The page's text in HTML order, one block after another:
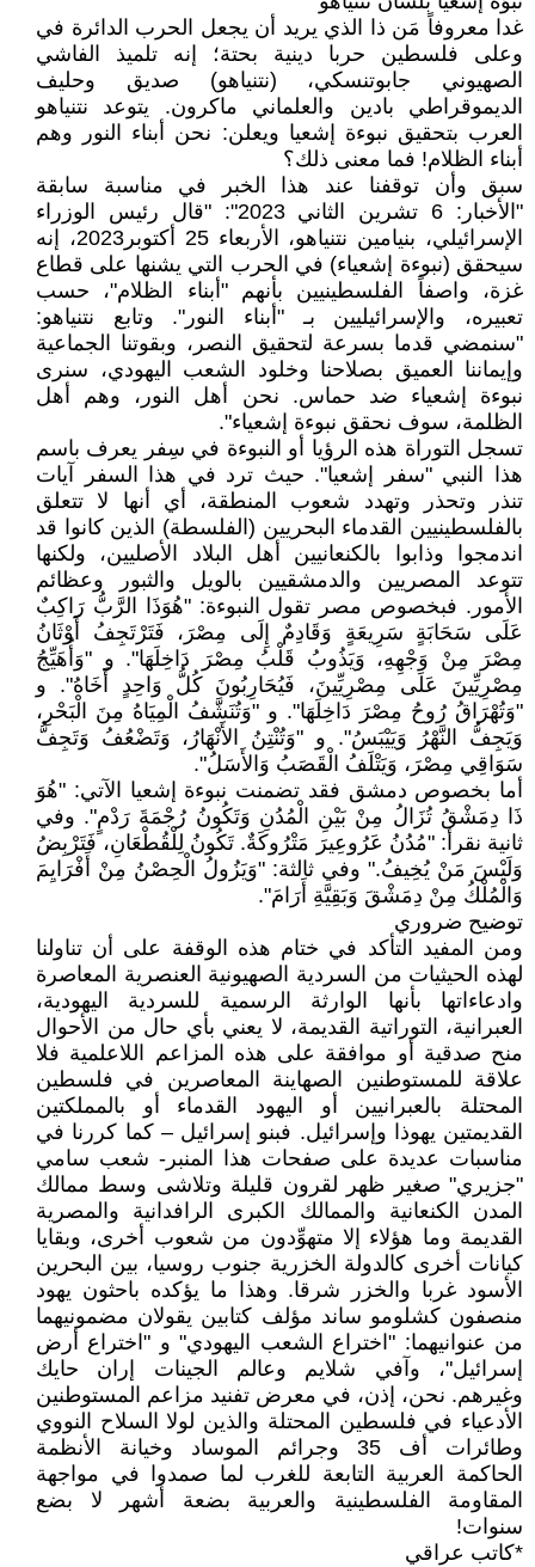
غدا معروفاً مَن ذا الذي يريد أن يجعل الحرب الدائرة في
وعلى فلسطين حربا دينية بحتة؛ إنه تلميذ الفاشي
الصهيوني جابوتنسكي، (نتنياهو) صديق وحليف
الديموقراطي بادين والعلماني ماكرون. يتوعد نتنياهو
العرب بتحقيق نبوءة إشعيا ويعلن: نحن أبناء النور وهم
أبناء الظلام! فما معنى ذلك؟
سبق وأن توقفنا عند هذا الخبر في مناسبة سابقة
"الأخبار: 6 تشرين الثاني 2023": "قال رئيس الوزراء
الإسرائيلي، بنيامين نتنياهو، الأربعاء 25 أكتوبر2023، إنه
سيحقق (نبوءة إشعياء) في الحرب التي يشنها على قطاع
غزة، واصفاً الفلسطينيين بأنهم "أبناء الظلام"، حسب
تعبيره، والإسرائيليين بـ "أبناء النور". وتابع نتنياهو:
"سنمضي قدما بسرعة لتحقيق النصر، وبقوتنا الجماعية
وإيماننا العميق بصلاحنا وخلود الشعب اليهودي، سنرى
نبوءة إشعياء ضد حماس. نحن أهل النور، وهم أهل
الظلمة، سوف نحقق نبوءة إشعياء".
تسجل التوراة هذه الرؤيا أو النبوءة في سِفر يعرف باسم
هذا النبي "سفر إشعيا". حيث ترد في هذا السفر آيات
تنذر وتحذر وتهدد شعوب المنطقة، أي أنها لا تتعلق
بالفلسطينيين القدماء البحريين (الفلسطة) الذين كانوا قد
اندمجوا وذابوا بالكنعانيين أهل البلاد الأصليين، ولكنها
تتوعد المصريين والدمشقيين بالويل والثبور وعظائم
الأمور. فبخصوص مصر تقول النبوءة: "هُوَذَا الرَّبُّ رَاكِبٌ
عَلَى سَحَابَةٍ سَرِيعَةٍ وَقَادِمٌ إِلَى مِصْرَ، فَتَرْتَجِفُ أَوْثَانُ
مِصْرَ مِنْ وَجْهِهِ، وَيَذُوبُ قَلْبُ مِصْرَ دَاخِلَهَا". و "وَأُهَيِّجُ
مِصْرِيِّينَ عَلَى مِصْرِيِّينَ، فَيُحَارِبُونَ كُلُّ وَاحِدٍ أَخَاهُ". و
"وَتُهْرَاقُ رُوحُ مِصْرَ دَاخِلَهَا". و "وَتُنَشَّفُ الْمِيَاهُ مِنَ الْبَحْرِ،
وَيَجِفُّ النَّهْرُ وَيَيْبَسُ". و "وَتُنْتِنُ الأَنْهَارُ، وَتَضْعُفُ وَتَجِفُّ
سَوَاقِي مِصْرَ، وَيَتْلَفُ الْقَصَبُ وَالأَسَلُ".
أما بخصوص دمشق فقد تضمنت نبوءة إشعيا الآتي: "هُوَ
ذَا دِمَشْقُ تُزَالُ مِنْ بَيْنِ الْمُدُنِ وَتَكُونُ رُجْمَةَ رَدْمٍ". وفي
ثانية نقرأ: "مُدُنُ عَرُوعِيرَ مَتْرُوكَةٌ. تَكُونُ لِلْقُطْعَانِ، فَتَرْبِضُ
وَلَيْسَ مَنْ يُخِيفُ." وفي ثالثة: "وَيَزُولُ الْحِصْنُ مِنْ أَفْرَايِمَ
وَالْمُلْكُ مِنْ دِمَشْقَ وَبَقِيَّةِ أَرَامَ".
توضيح ضروري
ومن المفيد التأكد في ختام هذه الوقفة على أن تناولنا
لهذه الحيثيات من السردية الصهيونية العنصرية المعاصرة
وادعاءاتها بأنها الوارثة الرسمية للسردية اليهودية،
العبرانية، التوراتية القديمة، لا يعني بأي حال من الأحوال
منح صدقية أو موافقة على هذه المزاعم اللاعلمية فلا
علاقة للمستوطنين الصهاينة المعاصرين في فلسطين
المحتلة بالعبرانيين أو اليهود القدماء أو بالمملكتين
القديمتين يهوذا وإسرائيل. فبنو إسرائيل – كما كررنا في
مناسبات عديدة على صفحات هذا المنبر- شعب سامي
"جزيري" صغير ظهر لقرون قليلة وتلاشى وسط ممالك
المدن الكنعانية والممالك الكبرى الرافدانية والمصرية
القديمة وما هؤلاء إلا متهوِّدون من شعوب أخرى، وبقايا
كيانات أخرى كالدولة الخزرية جنوب روسيا، بين البحرين
الأسود غربا والخزر شرقا. وهذا ما يؤكده باحثون يهود
منصفون كشلومو ساند مؤلف كتابين يقولان مضمونيهما
من عنوانيهما: "اختراع الشعب اليهودي" و "اختراع أرض
إسرائيل"، وآفي شلايم وعالم الجينات إران حايك
وغيرهم. نحن، إذن، في معرض تفنيد مزاعم المستوطنين
الأدعياء في فلسطين المحتلة والذين لولا السلاح النووي
وطائرات أف 35 وجرائم الموساد وخيانة الأنظمة
الحاكمة العربية التابعة للغرب لما صمدوا في مواجهة
المقاومة الفلسطينية والعربية بضعة أشهر لا بضع
سنوات!
*كاتب عراقي